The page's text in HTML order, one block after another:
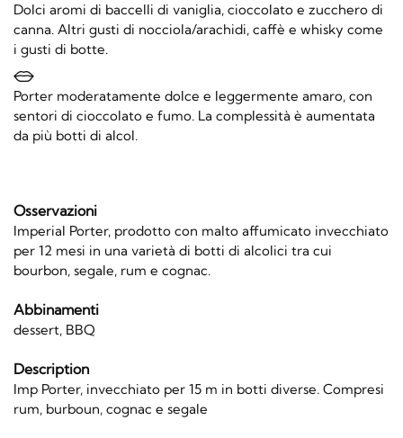
Dolci aromi di baccelli di vaniglia, cioccolato e zucchero di
canna. Altri gusti di nocciola/arachidi, caffè e whisky come
i gusti di botte.
Porter moderatamente dolce e leggermente amaro, con
sentori di cioccolato e fumo. La complessità è aumentata
da più botti di alcol.
Osservazioni
Imperial Porter, prodotto con malto affumicato invecchiato
per 12 mesi in una varietà di botti di alcolici tra cui
bourbon, segale, rum e cognac.
Abbinamenti
dessert, BBQ
Description
Imp Porter, invecchiato per 15 m in botti diverse. Compresi
rum, burboun, cognac e segale